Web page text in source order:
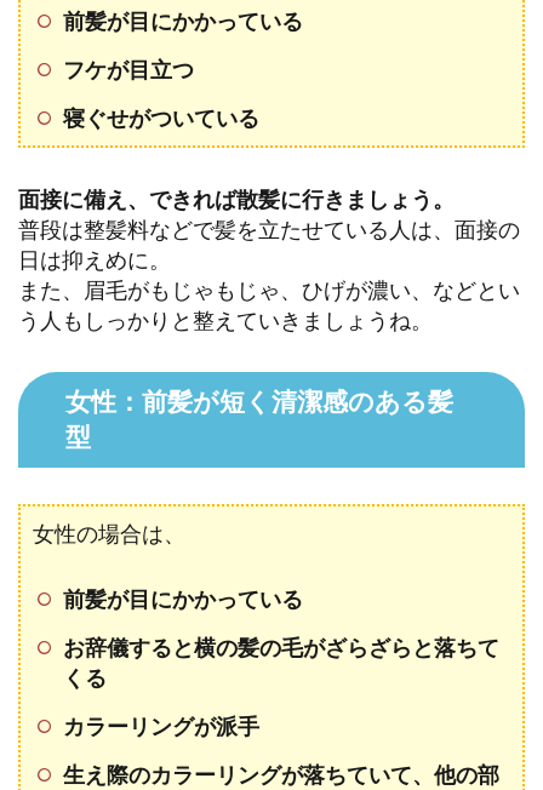
前髪が目にかかっている
フケが目立つ
寝ぐせがついている
面接に備え、できれば散髪に行きましょう。
普段は整髪料などで髪を立たせている人は、面接の
日は抑えめに。
また、眉毛がもじゃもじゃ、ひげが濃い、などとい
う人もしっかりと整えていきましょうね。
女性：前髪が短く清潔感のある髪
型
女性の場合は、
前髪が目にかかっている
お辞儀すると横の髪の毛がざらざらと落ちて
くる
カラーリングが派手
生え際のカラーリングが落ちていて、他の部